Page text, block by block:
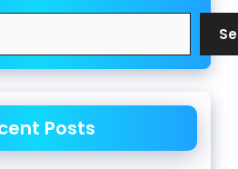
Posts